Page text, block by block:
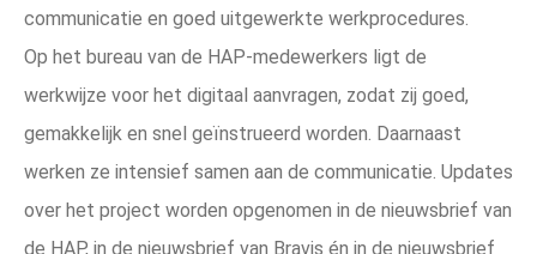
communicatie en goed uitgewerkte werkprocedures.
Op het bureau van de HAP-medewerkers ligt de
werkwijze voor het digitaal aanvragen, zodat zij goed,
gemakkelijk en snel geïnstrueerd worden. Daarnaast
werken ze intensief samen aan de communicatie. Updates
over het project worden opgenomen in de nieuwsbrief van
de HAP, in de nieuwsbrief van Bravis én in de nieuwsbrief